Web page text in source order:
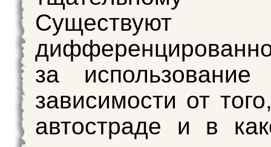
Существуют
за
зависимости от
автостраде и в